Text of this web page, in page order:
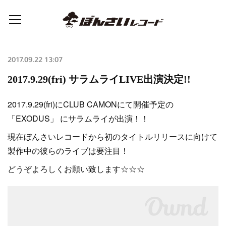
2017.09.22 13:07
2017.9.29(fri) サラムライLIVE出演決定!!
2017.9.29(fri)にCLUB CAMONにて開催予定の
「EXODUS」 にサラムライが出演！！
現在ぼんさいレコードから初のタイトルリリースに向けて
製作中の彼らのライブは要注目！
どうぞよろしくお願い致します☆☆☆